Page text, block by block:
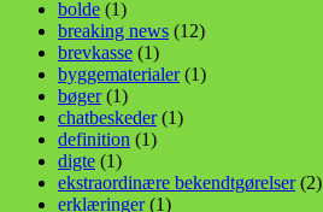
bolde (1)
breaking news (12)
brevkasse (1)
byggematerialer(1)
bøger(1)
chatbeskeder(1)
definition (1)
digte (1)
ekstraordinære bekendtgørelser(2)
erklæringer(1)